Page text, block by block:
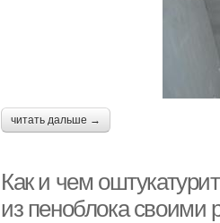
читать дальше →
Как и чем
из пеноблока своими